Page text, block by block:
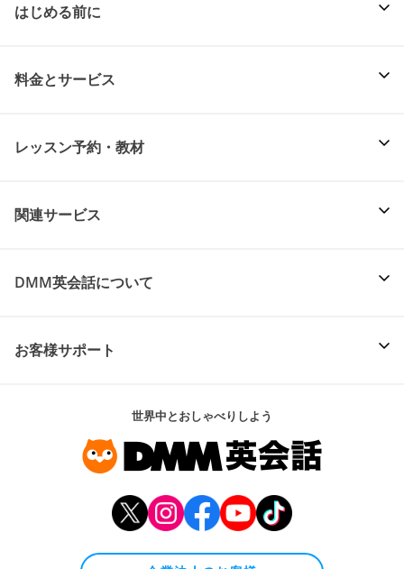
はじめる前に
料金とサービス
レッスン予約・教材
関連サービス
DMM英会話について
お客様サポート
世界中とおしゃべりしよう